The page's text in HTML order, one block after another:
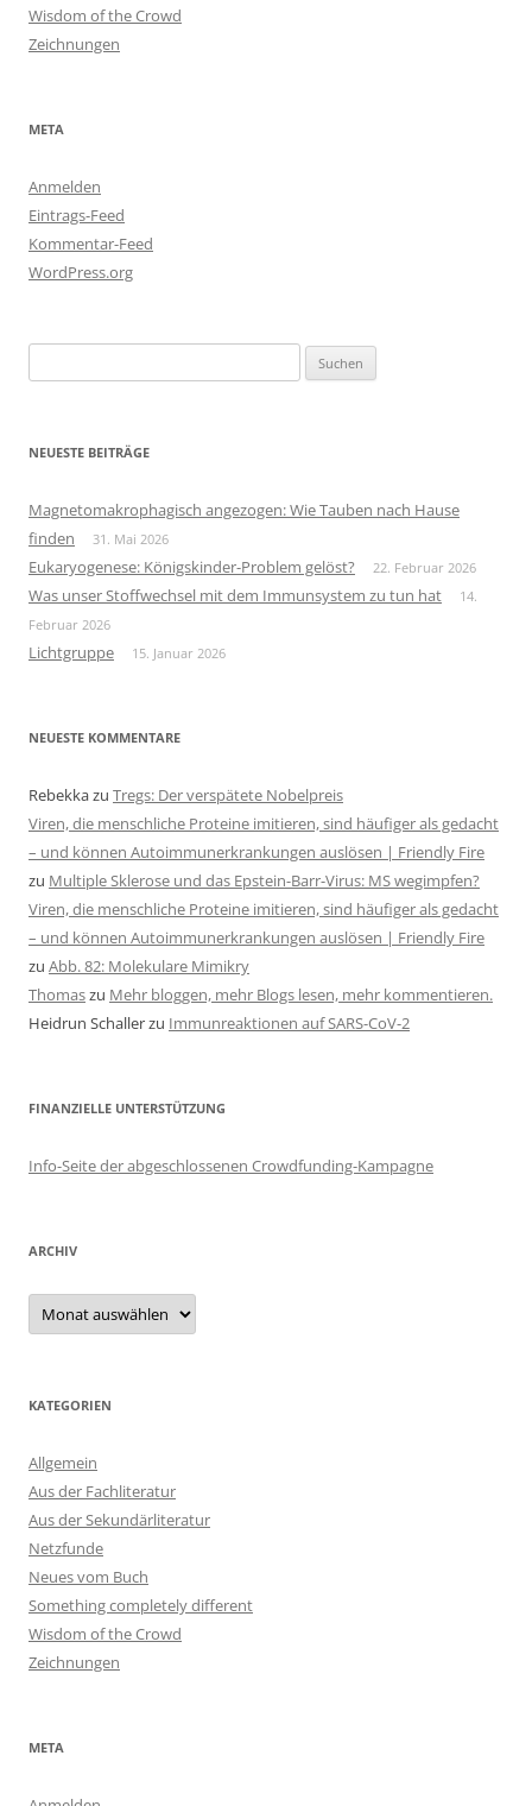
Wisdom of the Crowd
Zeichnungen
META
Anmelden
Eintrags-Feed
Kommentar-Feed
WordPress.org
nach:
NEUESTE BEITRÄGE
Magnetomakrophagisch angezogen: Wie Tauben nach Hause
finden
31. Mai 2026
Eukaryogenese: Königskinder-Problem gelöst? 22. Februar 2026
Was unser Stoffwechsel mit dem Immunsystem zu tun hat
14.
Februar 2026
Lichtgruppe 15. Januar 2026
NEUESTE KOMMENTARE
Rebekkazu Tregs: Der verspätete Nobelpreis
Viren, die menschliche Proteine imitieren, sind häufiger als gedacht
– und können Autoimmunerkrankungen auslösen | Friendly Fire
zu Multiple Sklerose und das Epstein-Barr-Virus: MS wegimpfen?
Viren, die menschliche Proteine imitieren, sind häufiger als gedacht
– und können Autoimmunerkrankungen auslösen | Friendly Fire
zu Abb. 82: Molekulare Mimikry
Thomaszu Mehr bloggen, mehr Blogs lesen, mehr kommentieren.
Heidrun Schallerzu Immunreaktionen auf SARS-CoV-2
FINANZIELLE UNTERSTÜTZUNG
Info-Seite der abgeschlossenen Crowdfunding-Kampagne
ARCHIV
Archiv
KATEGORIEN
Allgemein
Aus der Fachliteratur
Aus der Sekundärliteratur
Netzfunde
Neues vom Buch
Something completely different
Wisdom of the Crowd
Zeichnungen
META